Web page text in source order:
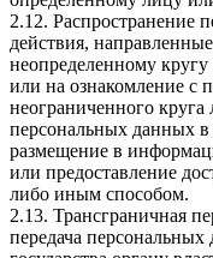
2.12. Распространение
действия,
неопределенному
или на ознакомление с
неограниченного
персональных данных
размещение в
или предоставление
либо иным способом.
2.13. Трансграничная
передача